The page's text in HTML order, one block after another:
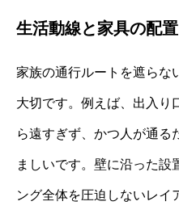
生活動線と家具の配置
家族の通行ルートを遮らな
大切です。例えば、出入り
ら遠すぎず、かつ人が通る
ましいです。壁に沿った設
ング全体を圧迫しないレイ